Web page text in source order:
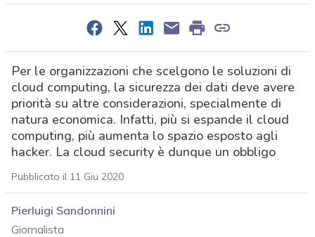
Per le organizzazioni che scelgono le soluzioni di
cloud computing, la sicurezza dei dati deve avere
priorità su altre considerazioni, specialmente di
natura economica. Infatti, più si espande il cloud
computing, più aumenta lo spazio esposto agli
hacker. La cloud security è dunque un obbligo
Pubblicato il 11 Giu 2020
Pierluigi Sandonnini
Giornalista